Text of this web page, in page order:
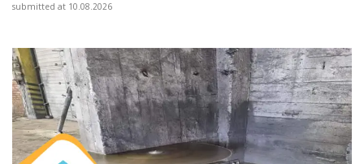
submitted at 10.08.2026